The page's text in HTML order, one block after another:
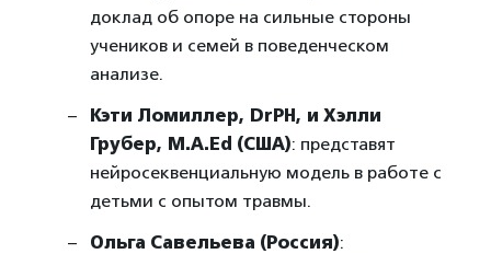
доклад об опоре на сильные стороны
учеников и семей в поведенческом
анализе.
Кэти Ломиллер, DrPH, и Хэлли
Грубер, M.A.Ed (США): представят
нейросеквенциальную модель в работе с
детьми с опытом травмы.
Ольга Савельева (Россия):